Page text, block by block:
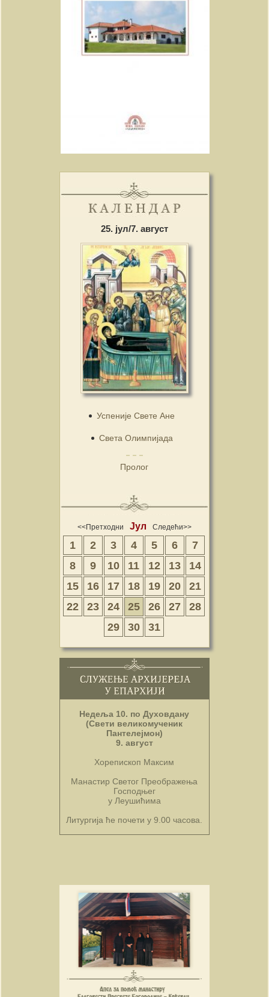
25. јул/7. август
Успеније Свете Ане
Света Олимпијада
Пролог
<<Претходни Јул Следећи>>
1 2 3 4 5 6
7
8
9 10 11 12 13
14
15
16 17 18 19 20
21
22
23 24 25 26 27
28
29
30 31
Недеља 10. по Духовдану
(Свети великомученик
Пантелејмон)
9. август
Хорепископ Максим
Манастир Светог Преображења
Господњег
у Леушићима
Литургија ће почети у 9.00 часова.